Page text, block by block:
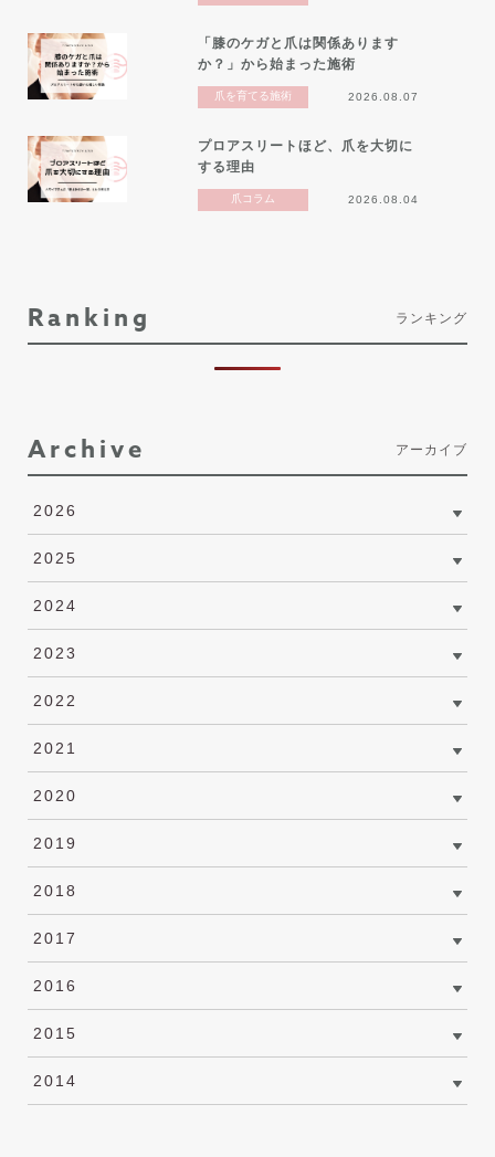
「膝のケガと爪は関係あります
か？」から始まった施術
爪を育てる施術 2026.08.07
プロアスリートほど、爪を大切に
する理由
爪コラム 2026.08.04
Ranking ランキング
Archive アーカイブ
2026
2025
2024
2023
2022
2021
2020
2019
2018
2017
2016
2015
2014